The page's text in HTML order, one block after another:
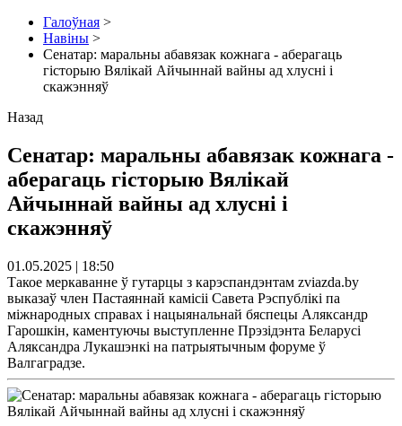
Галоўная >
Навіны >
Сенатар: маральны абавязак кожнага - аберагаць
гісторыю Вялікай Айчыннай вайны ад хлусні і
скажэнняў
Назад
Сенатар: маральны абавязак кожнага -
аберагаць гісторыю Вялікай
Айчыннай вайны ад хлусні і
скажэнняў
01.05.2025 | 18:50
Такое меркаванне ў гутарцы з карэспандэнтам zviazda.by
выказаў член Пастаяннай камісіі Савета Рэспублікі па
міжнародных справах і нацыянальнай бяспецы Аляксандр
Гарошкін, каментуючы выступленне Прэзідэнта Беларусі
Аляксандра Лукашэнкі на патрыятычным форуме ў
Валгаградзе.